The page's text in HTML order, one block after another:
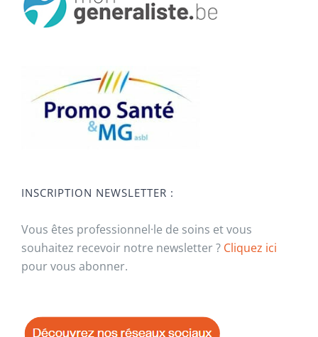
INSCRIPTION NEWSLETTER :
Vous êtes professionnel·le de soins et vous
souhaitez recevoir notre newsletter ? Cliquez ici
pour vous abonner.